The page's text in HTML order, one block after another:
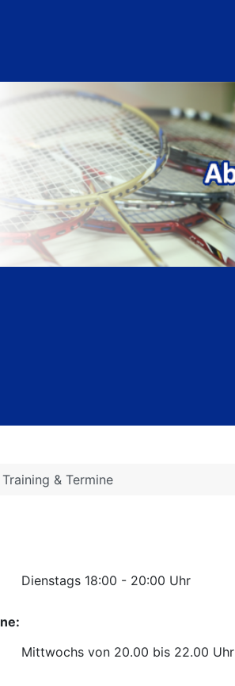
Training & Termine
Dienstags 18:00 - 20:00 Uhr
Mittwochs von 20.00 bis 22.00 Uhr